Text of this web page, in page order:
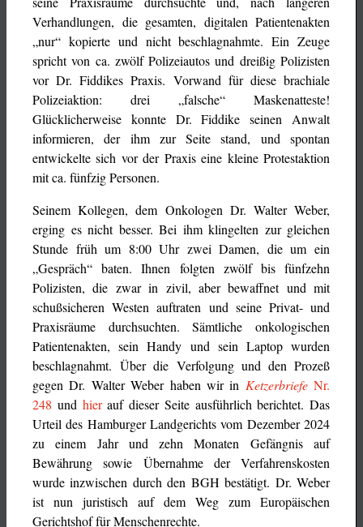
Verhandlungen, die gesamten, digitalen Patientenakten
„nur“ kopierte und nicht beschlagnahmte. Ein Zeuge
spricht von ca. zwölf Polizeiautos und dreißig Polizisten
vor Dr. Fiddikes Praxis. Vorwand für diese brachiale
Polizeiaktion: drei „falsche“ Maskenatteste!
Glücklicherweise konnte Dr. Fiddike seinen Anwalt
informieren, der ihm zur Seite stand, und spontan
entwickelte sich vor der Praxis eine kleine Protestaktion
mit ca. fünfzig Personen.
Seinem Kollegen, dem Onkologen Dr. Walter Weber,
erging es nicht besser. Bei ihm klingelten zur gleichen
Stunde früh um 8:00 Uhr zwei Damen, die um ein
„Gespräch“ baten. Ihnen folgten zwölf bis fünfzehn
Polizisten, die zwar in zivil, aber bewaffnet und mit
schußsicheren Westen auftraten und seine Privat- und
Praxisräume durchsuchten. Sämtliche onkologischen
Patientenakten, sein Handy und sein Laptop wurden
beschlagnahmt. Über die Verfolgung und den Prozeß
gegen Dr. Walter Weber haben wir in KetzerbriefeNr.
248 und hierauf dieser Seite ausführlich berichtet. Das
Urteil des Hamburger Landgerichts vom Dezember 2024
zu einem Jahr und zehn Monaten Gefängnis auf
Bewährung sowie Übernahme der Verfahrenskosten
wurde inzwischen durch den BGH bestätigt. Dr. Weber
ist nun juristisch auf dem Weg zum Europäischen
Gerichtshof für Menschenrechte.